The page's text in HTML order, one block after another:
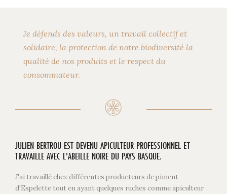
Je défends des valeurs, un travail collectif et
solidaire, la protection de notre biodiversité la
qualité de nos produits et le respect du
consommateur.
JULIEN BERTROU EST DEVENU APICULTEUR PROFESSIONNEL ET
TRAVAILLE AVEC L'ABEILLE NOIRE DU PAYS BASQUE.
J'ai travaillé chez différentes producteurs de piment
d'Espelette tout en ayant quelques ruches comme apiculteur